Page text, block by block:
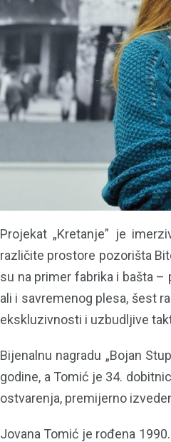
Projekat „Kretanje” je
različite prostore pozorišta
su na primer fabrika i bašta
ali i savremenog plesa, šest
ekskluzivnosti i uzbudljive
Bijenalnu nagradu „Bojan
godine, a Tomić je 34.
ostvarenja, premijerno
Jovana Tomić je rođena